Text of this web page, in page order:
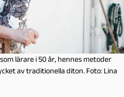
lärare i 50 år, hennes metoder
av traditionella diton. Foto: Lina